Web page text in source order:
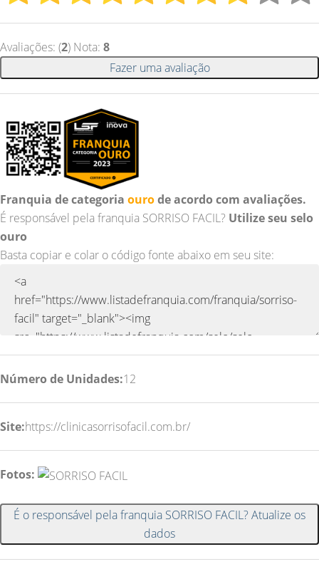
Avaliações: (2) Nota: 8
Fazer uma avaliação
Franquia de categoria ourode acordo com avaliações.
É responsável pela franquia SORRISO FACIL? Utilize seu selo
ouro
Basta copiar e colar o código fonte abaixo em seu site:
Número de Unidades:12
Site:https://clinicasorrisofacil.com.br/
Fotos:
É o responsável pela franquia SORRISO FACIL? Atualize os
dados